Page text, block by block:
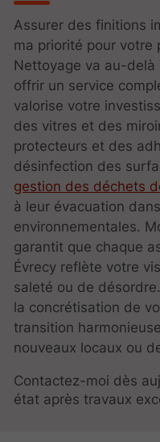
Assurer des finitions
ma priorité pour votre
Nettoyage va au-
offrir un service
valorise votre
des vitres et des
protecteurs et des
désinfection des
gestion des déchets
à leur évacuation
environnementales.
garantit que chaque
Évrecy reflète votre
saleté ou de
la concrétisation de
transition
nouveaux locaux ou
Contactez-moi dès
état après travaux